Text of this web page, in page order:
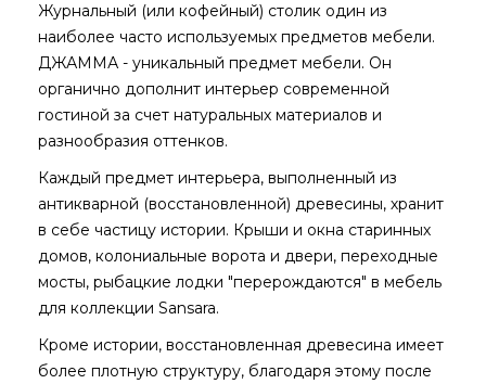
Журнальный (или кофейный) столик один из
наиболее часто используемых предметов мебели.
ДЖАММА - уникальный предмет мебели. Он
органично дополнит интерьер современной
гостиной за счет натуральных материалов и
разнообразия оттенков.
Каждый предмет интерьера, выполненный из
антикварной (восстановленной) древесины, хранит
в себе частицу истории. Крыши и окна старинных
домов, колониальные ворота и двери, переходные
мосты, рыбацкие лодки "перерождаются" в мебель
для коллекции Sansara.
Кроме истории, восстановленная древесина имеет
более плотную структуру, благодаря этому после